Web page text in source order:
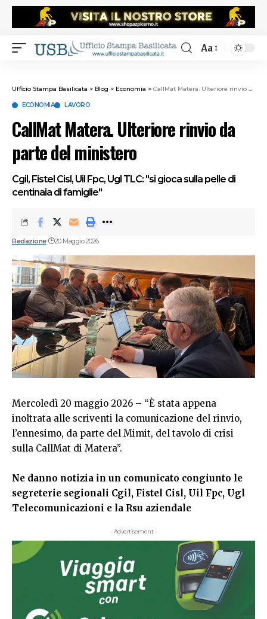
Aa
Ufficio Stampa Basilicata > Blog > Economia > CallMat Matera. Ulteriore rinvio da parte del ministero
ECONOMIA LAVORO
CallMat Matera. Ulteriore rinvio da
parte del ministero
Cgil, Fistel Cisl, Uil Fpc, Ugl TLC: "si gioca sulla pelle di
centinaia di famiglie"
Redazione 20 Maggio 2026
Mercoledì 20 maggio 2026 – “È stata appena
inoltrata alle scriventi la comunicazione del rinvio,
l’ennesimo, da parte del Mimit, del tavolo di crisi
sulla CallMat di Matera”.
Ne danno notizia in un comunicato congiunto le
segreterie segionali Cgil, Fistel Cisl, Uil Fpc, Ugl
Telecomunicazioni e la Rsu aziendale
- Advertisement -